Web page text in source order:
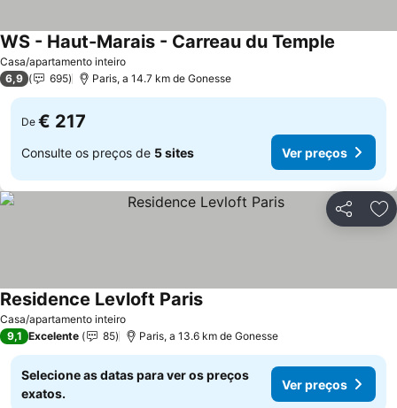
Casa/apartamento inteiro
WS - Haut-Marais - Carreau du Temple
6,9 695 Paris, a 14.7 km de Gonesse
De € 217
Consulte os preços de 5 sites Ver preços
Partilhar
Casa/apartamento inteiro
Residence Levloft Paris
9,1 Excelente 85 Paris, a 13.6 km de Gonesse
Selecione as datas para ver os preços
exatos.
Ver preços